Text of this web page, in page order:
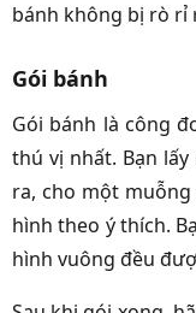
bánh không bị rò rỉ
Gói bánh
Gói bánh là công
thú vị nhất. Bạn
ra, cho một
hình theo ý thích.
hình vuông đều